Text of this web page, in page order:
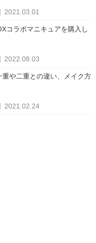
2021.03.01
コラボマニキュアを購入し
2022.08.03
重や二重との違い、メイク方
2021.02.24